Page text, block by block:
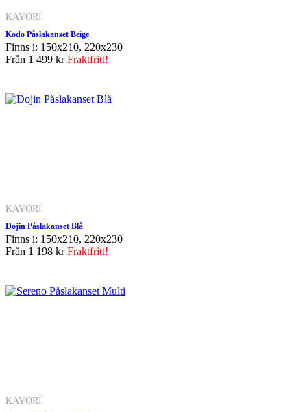
KAYORI
Kodo Påslakanset Beige
Finns i: 150x210, 220x230
Från 1 499 krFraktfritt!
KAYORI
Dojin Påslakanset Blå
Finns i: 150x210, 220x230
Från 1 198 krFraktfritt!
KAYORI